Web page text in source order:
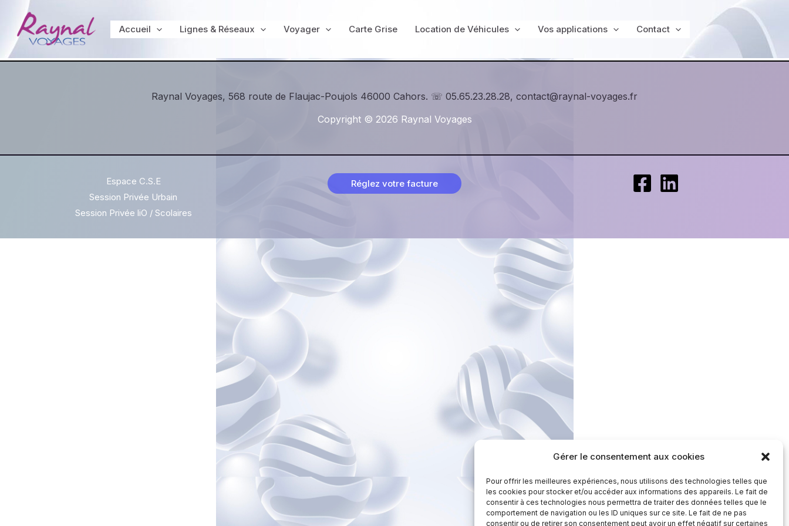
Gérer le consentement aux cookies
Pour offrir les meilleures expériences, nous utilisons des technologies telles que
les cookies pour stocker et/ou accéder aux informations des appareils. Le fait de
consentir à ces technologies nous permettra de traiter des données telles que le
comportement de navigation ou les ID uniques sur ce site. Le fait de ne pas
consentir ou de retirer son consentement peut avoir un effet négatif sur certaines
contenu
Accueil Lignes & Réseaux Voyager Carte Grise Location de Véhicules Vos applications Contact
Raynal Voyages, 568 route de Flaujac-Poujols 46000 Cahors. ☏ 05.65.23.28.28, contact@raynal-voyages.fr
Copyright © 2026 Raynal Voyages
Espace C.S.E
Session Privée Urbain
Session Privée liO / Scolaires
Réglez votre facture